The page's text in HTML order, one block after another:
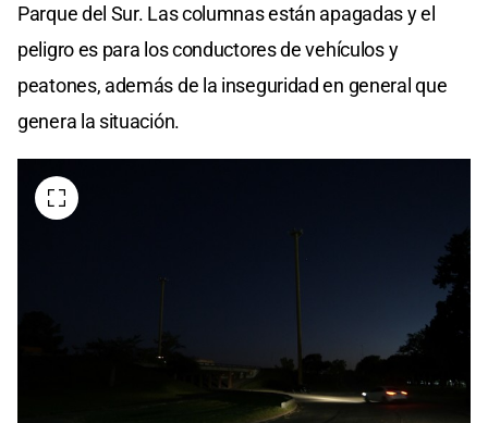
Parque del Sur. Las columnas están apagadas y el
peligro es para los conductores de vehículos y
peatones, además de la inseguridad en general que
genera la situación.